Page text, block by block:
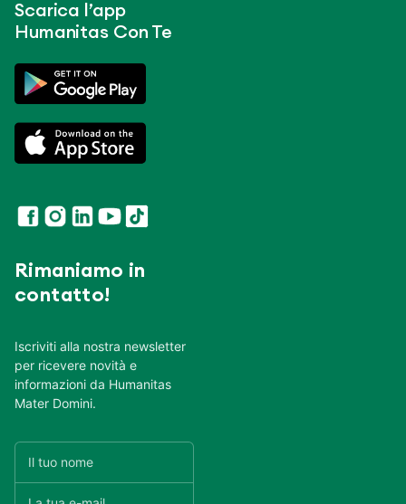
Scarica l’app
Humanitas Con Te
Rimaniamo in
contatto!
Iscriviti alla nostra newsletter
per ricevere novità e
informazioni da Humanitas
Mater Domini.